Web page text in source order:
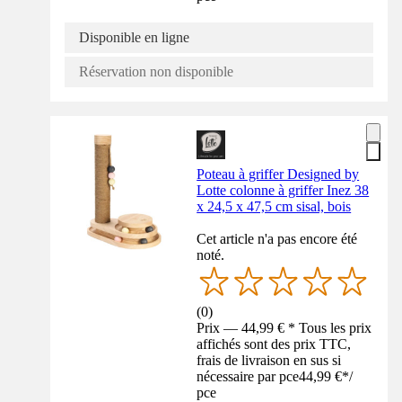
Disponible en ligne
Réservation non disponible
Poteau à griffer Designed by
Lotte colonne à griffer Inez 38
x 24,5 x 47,5 cm sisal, bois
Cet article n'a pas encore été
noté.
(0)
Prix — 44,99 € * Tous les prix
affichés sont des prix TTC,
frais de livraison en sus si
nécessaire par pce44,99 €*/
pce